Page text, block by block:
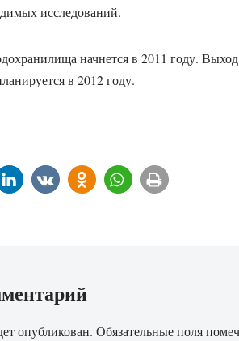
исследований.
начнется в 2011 году.
в 2012 году.
опубликован. Обязательные поля